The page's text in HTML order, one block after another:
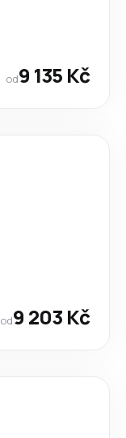
od9 135 Kč
od9 203 Kč